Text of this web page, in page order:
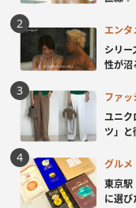
エンタ
シリ
性が沼
ファッ
ユニ
ツ」と
グルメ
東京
に選び